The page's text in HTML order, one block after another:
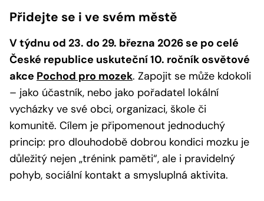
Přidejte se i ve svém městě
V týdnu od 23. do 29. března 2026 se po celé
České republice uskuteční 10. ročník osvětové
akce Pochod pro mozek. Zapojit se může kdokoli
– jako účastník, nebo jako pořadatel lokální
vycházky ve své obci, organizaci, škole či
komunitě. Cílem je připomenout jednoduchý
princip: pro dlouhodobě dobrou kondici mozku je
důležitý nejen „trénink paměti“, ale i pravidelný
pohyb, sociální kontakt a smysluplná aktivita.